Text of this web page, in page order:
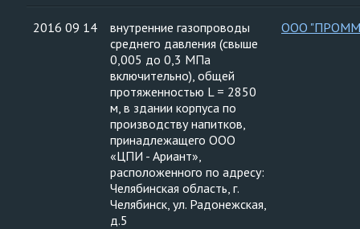
2016 09 14
внутренние газопроводы
среднего давления (свыше
0,005 до 0,3 МПа
включительно), общей
протяженностью L = 2850
м, в здании корпуса по
производству напитков,
принадлежащего ООО
«ЦПИ - Ариант»,
расположенного по адресу:
Челябинская область, г.
Челябинск, ул. Радонежская,
д.5
ООО